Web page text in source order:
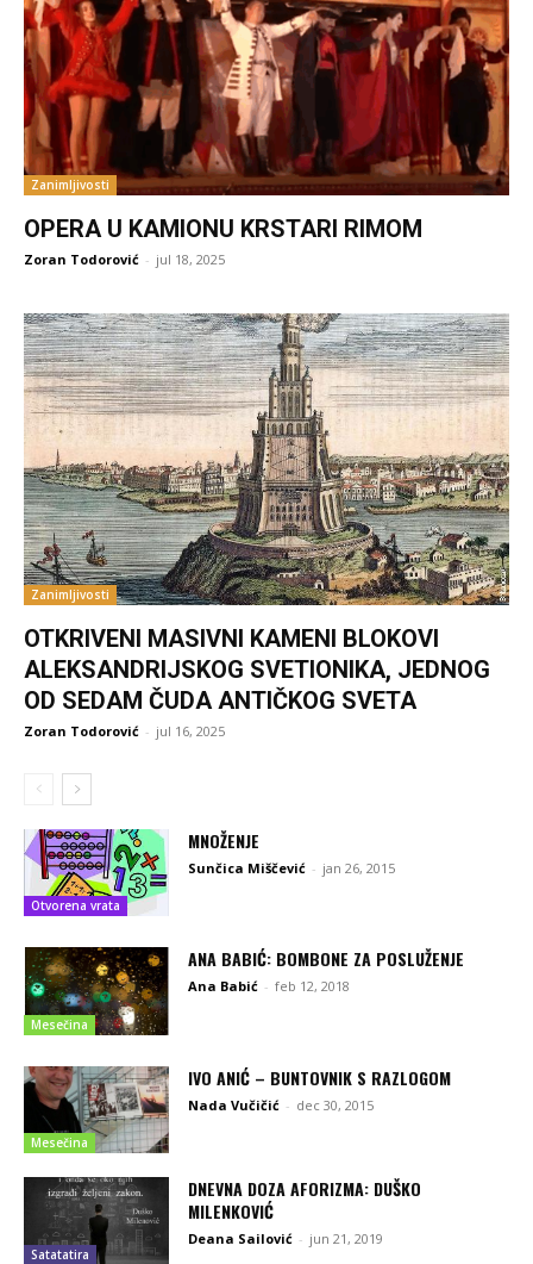
Zanimljivosti
OPERA U KAMIONU KRSTARI RIMOM
Zoran Todorović - jul 18, 2025
Zanimljivosti
OTKRIVENI MASIVNI KAMENI BLOKOVI
ALEKSANDRIJSKOG SVETIONIKA, JEDNOG
OD SEDAM ČUDA ANTIČKOG SVETA
Zoran Todorović - jul 16, 2025
Otvorena vrata
MNOŽENJE
Sunčica Miščević - jan 26, 2015
Mesečina
ANA BABIĆ: BOMBONE ZA POSLUŽENJE
Ana Babić - feb 12, 2018
Mesečina
IVO ANIĆ – BUNTOVNIK S RAZLOGOM
Nada Vučičić - dec 30, 2015
Satatatira
DNEVNA DOZA AFORIZMA: DUŠKO
MILENKOVIĆ
Deana Sailović - jun 21, 2019